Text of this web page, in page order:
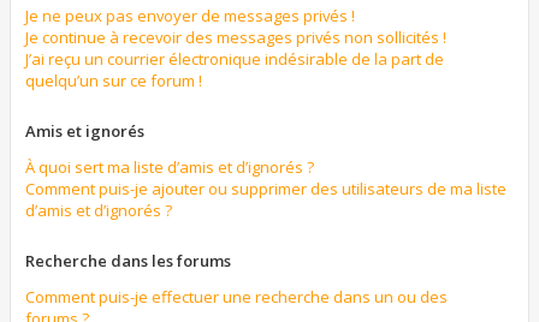
Je ne peux pas envoyer de messages privés !
Je continue à recevoir des messages privés non sollicités !
J’ai reçu un courrier électronique indésirable de la part de
quelqu’un sur ce forum !
Amis et ignorés
À quoi sert ma liste d’amis et d’ignorés ?
Comment puis-je ajouter ou supprimer des utilisateurs de ma liste
d’amis et d’ignorés ?
Recherche dans les forums
Comment puis-je effectuer une recherche dans un ou des